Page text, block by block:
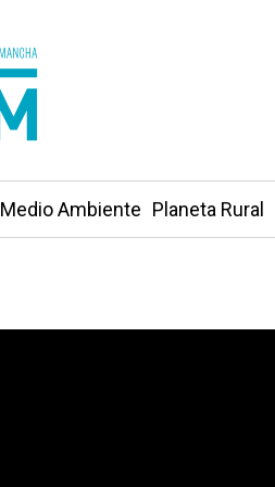
Medio Ambiente Planeta Rural